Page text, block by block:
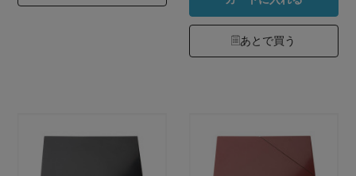
あとで買う